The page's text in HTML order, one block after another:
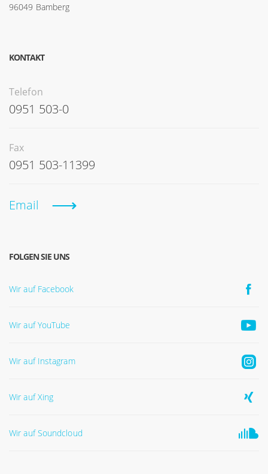
96049 Bamberg
KONTAKT
Telefon
0951 503-0
Fax
0951 503-11399
Email
FOLGEN SIE UNS
Wir auf Facebook
Wir auf YouTube
Wir auf Instagram
Wir auf Xing
Wir auf Soundcloud